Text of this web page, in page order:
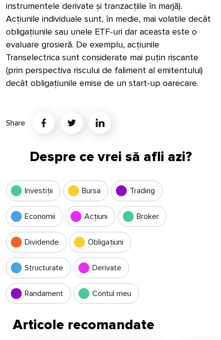
instrumentele derivate și tranzacțiile în marjă).
Acțiunile individuale sunt, în medie, mai volatile decât
obligațiunile sau unele ETF-uri dar aceasta este o
evaluare grosieră. De exemplu, acțiunile
Transelectrica sunt considerate mai puțin riscante
(prin perspectiva riscului de faliment al emitentului)
decât obligațiunile emise de un start-up oarecare.
Share TwitterLinkedin
Despre ce vrei să afli azi?
Investiții Bursa Trading
Economii Acțiuni Broker
Dividende Obligațiuni
Structurate Derivate
Randament Contul meu
Articole recomandate